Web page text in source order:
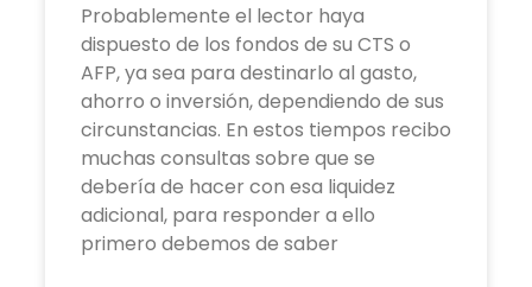
Probablemente el lector haya
dispuesto de los fondos de su CTS o
AFP, ya sea para destinarlo al gasto,
ahorro o inversión, dependiendo de sus
circunstancias. En estos tiempos recibo
muchas consultas sobre que se
debería de hacer con esa liquidez
adicional, para responder a ello
primero debemos de saber